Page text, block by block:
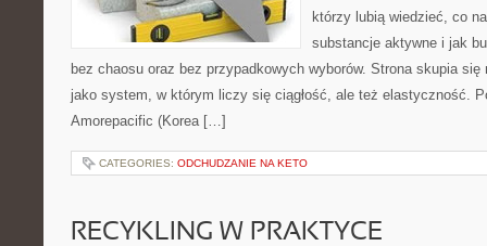
którzy lubią wiedzieć, co
substancje aktywne i jak
bez chaosu oraz bez przypadkowych wyborów. Strona skupia się
jako system, w którym liczy się ciągłość, ale też elastyczność.
Amorepacific (Korea […]
CATEGORIES: ODCHUDZANIE NA KETO
RECYKLING W PRAKTYCE